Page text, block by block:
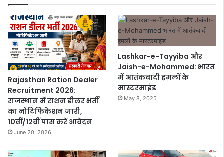
Rajasthan Ration Dealer
Recruitment 2026:
राजस्थान में राशन डीलर भर्ती
का नोटिफिकेशन जारी,
10वीं/12वीं पास करें आवेदन
June 20, 2026
Lashkar-e-Tayyiba और
Jaish-e-Mohammed: भारत
में आतंकवादी हमलों के
मास्टरमाइंड
May 8, 2025